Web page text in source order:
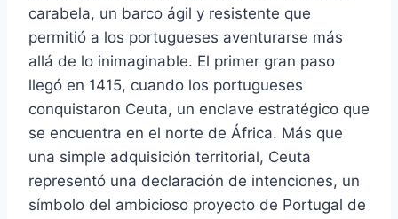
carabela, un barco ágil y resistente que
permitió a los portugueses aventurarse más
allá de lo inimaginable. El primer gran paso
llegó en 1415, cuando los portugueses
conquistaron Ceuta, un enclave estratégico que
se encuentra en el norte de África. Más que
una simple adquisición territorial, Ceuta
representó una declaración de intenciones, un
símbolo del ambicioso proyecto de Portugal de